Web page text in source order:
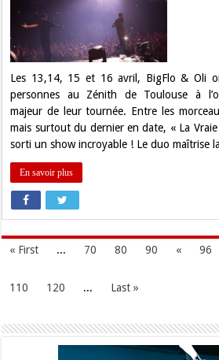
de
Les 13,14, 15 et 16 avril, BigFlo & Oli
personnes au Zénith de Toulouse à
majeur de leur tournée. Entre les
mais surtout du dernier en date, « La
sorti un show incroyable ! Le duo maîtrise
En savoir plus
« First ... 70 80 90 « 96
110
120 ... Last »